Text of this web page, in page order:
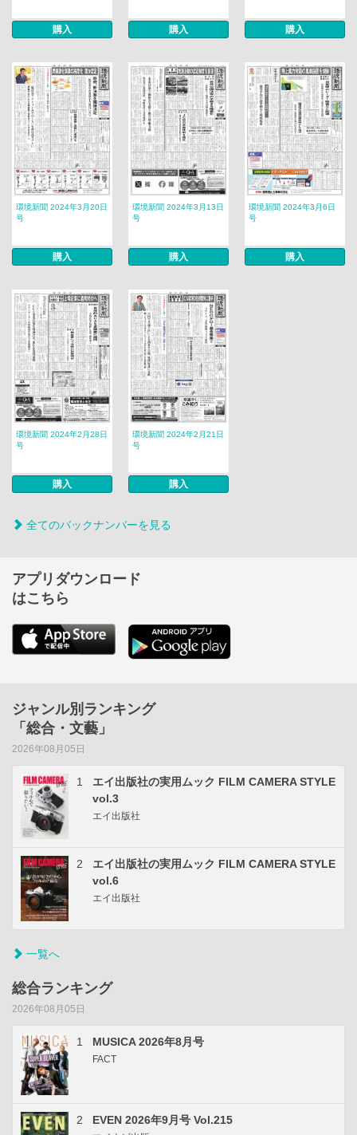
購入 購入 購入
環境新聞 2024年3月20日
号
購入
環境新聞 2024年3月13日
号
購入
環境新聞 2024年3月6日
号
購入
環境新聞 2024年2月28日
号
購入
環境新聞 2024年2月21日
号
購入
全てのバックナンバーを見る
アプリダウンロード
はこちら
ジャンル別ランキング
「総合・文藝」
2026年08月05日
1
エイ出版社の実用ムック FILM CAMERA STYLE
vol.3
エイ出版社
2
エイ出版社の実用ムック FILM CAMERA STYLE
vol.6
エイ出版社
一覧へ
総合ランキング
2026年08月05日
1 MUSICA 2026年8月号
FACT
2 EVEN 2026年9月号 Vol.215